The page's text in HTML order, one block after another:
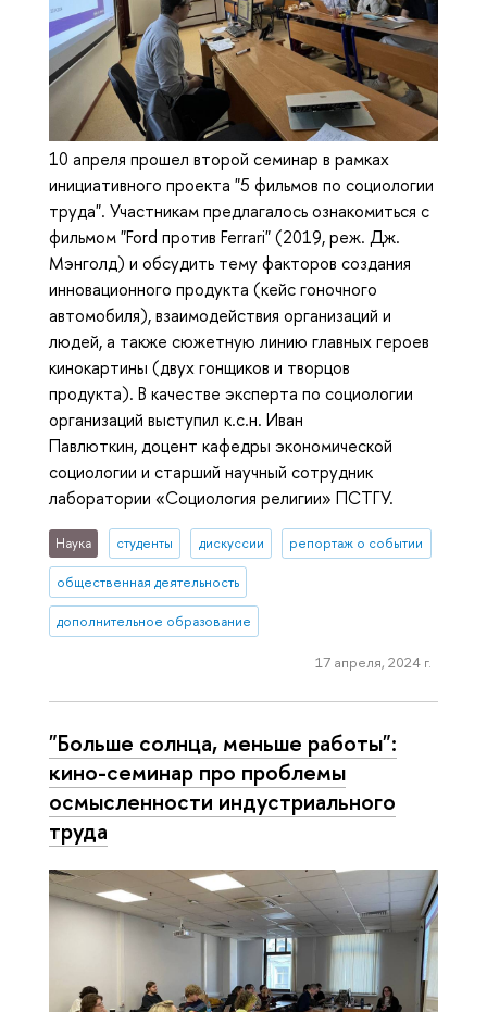
10 апреля прошел второй семинар в рамках
инициативного проекта "5 фильмов по социологии
труда". Участникам предлагалось ознакомиться с
фильмом "Ford против Ferrari" (2019, реж. Дж.
Мэнголд) и обсудить тему факторов создания
инновационного продукта (кейс гоночного
автомобиля), взаимодействия организаций и
людей, а также сюжетную линию главных героев
кинокартины (двух гонщиков и творцов
продукта). В качестве эксперта по социологии
организаций выступил к.с.н. Иван
Павлюткин, доцент кафедры экономической
социологии и старший научный сотрудник
лаборатории «Социология религии» ПСТГУ.
Наука студенты дискуссии репортаж о событии
общественная деятельность
дополнительное образование
17 апреля, 2024 г.
"Больше солнца, меньше работы":
кино-семинар про проблемы
осмысленности индустриального
труда